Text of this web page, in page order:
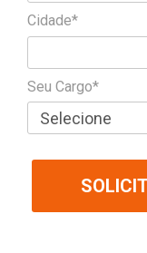
Cidade*
Seu Cargo*